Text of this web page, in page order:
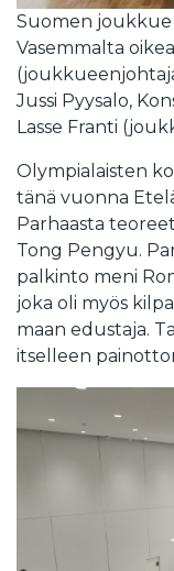
Suomen
Vasemmalta
Jussi Pyysalo,
Lasse Franti
Olympialaisten
tänä vuonna
Parhaasta
Tong Pengyu.
palkinto meni
joka oli myös
maan edustaja.
itselleen